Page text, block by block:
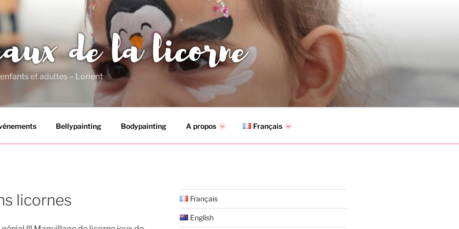
de la licorne
et adultes – Lorient
Bellypainting Bodypainting A propos Français
licornes Français
English